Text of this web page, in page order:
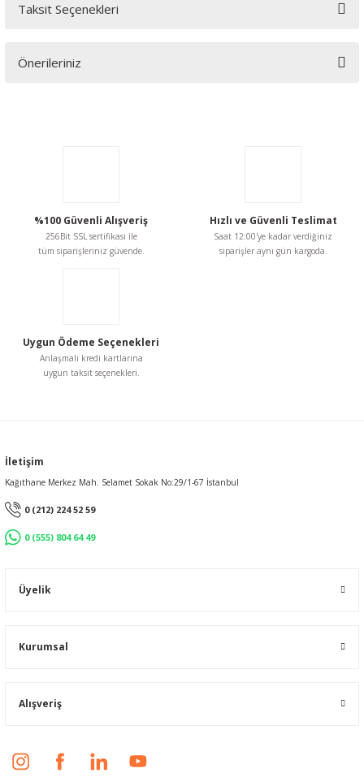
Taksit Seçenekleri
Önerileriniz
Ürün açıklamasında eksik bilgiler bulunuyor.
Ürün bilgilerinde hatalar bulunuyor.
%100 Güvenli Alışveriş
256Bit SSL sertifikası ile
tüm siparişleriniz güvende.
Hızlı ve Güvenli Teslimat
Saat 12:00'ye kadar verdiğiniz
siparişler aynı gün kargoda.
Uygun Ödeme Seçenekleri
Anlaşmalı kredi kartlarına
uygun taksit seçenekleri.
İletişim
Kağıthane Merkez Mah. Selamet Sokak No:29/1-67 İstanbul
0 (212) 224 52 59
0 (555) 804 64 49
Üyelik
Kurumsal
Alışveriş